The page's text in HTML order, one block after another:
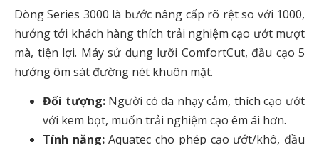
Dòng Series 3000 là bước nâng cấp rõ rệt so với 1000,
hướng tới khách hàng thích trải nghiệm cạo ướt mượt
mà, tiện lợi. Máy sử dụng lưỡi ComfortCut, đầu cạo 5
hướng ôm sát đường nét khuôn mặt.
Đối tượng:Người có da nhạy cảm, thích cạo ướt
với kem bọt, muốn trải nghiệm cạo êm ái hơn.
Tính năng:Aquatec cho phép cạo ướt/khô, đầu